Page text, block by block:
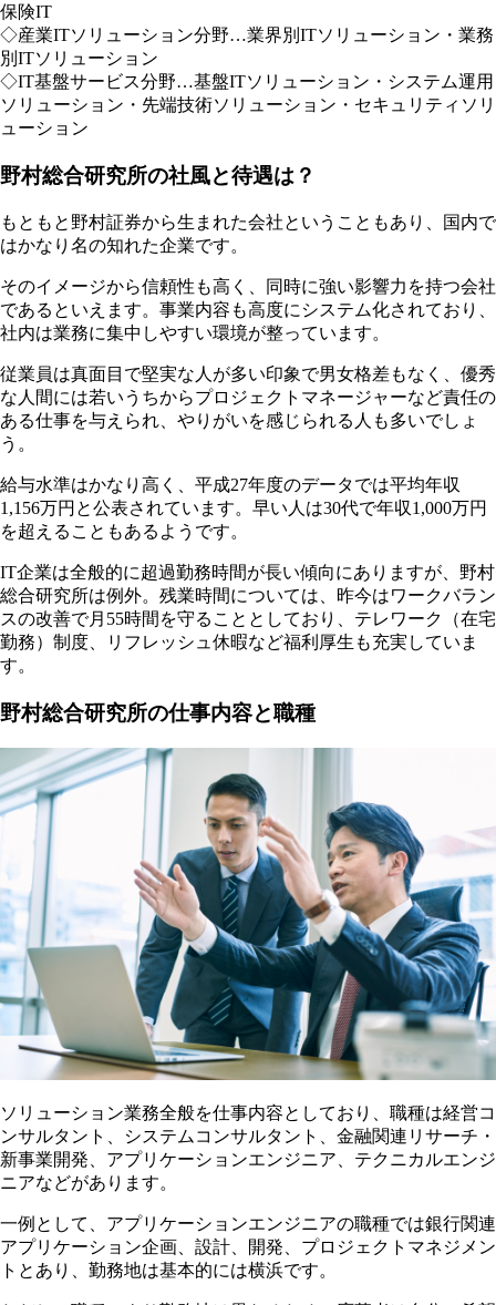
保険IT
◇産業ITソリューション分野…業界別ITソリューション・業務
別ITソリューション
◇IT基盤サービス分野…基盤ITソリューション・システム運用
ソリューション・先端技術ソリューション・セキュリティソリ
ューション
野村総合研究所の社風と待遇は？
もともと野村証券から生まれた会社ということもあり、国内で
はかなり名の知れた企業です。
そのイメージから信頼性も高く、同時に強い影響力を持つ会社
であるといえます。事業内容も高度にシステム化されており、
社内は業務に集中しやすい環境が整っています。
従業員は真面目で堅実な人が多い印象で男女格差もなく、優秀
な人間には若いうちからプロジェクトマネージャーなど責任の
ある仕事を与えられ、やりがいを感じられる人も多いでしょ
う。
給与水準はかなり高く、平成27年度のデータでは平均年収
1,156万円と公表されています。早い人は30代で年収1,000万円
を超えることもあるようです。
IT企業は全般的に超過勤務時間が長い傾向にありますが、野村
総合研究所は例外。残業時間については、昨今はワークバラン
スの改善で月55時間を守ることとしており、テレワーク（在宅
勤務）制度、リフレッシュ休暇など福利厚生も充実していま
す。
野村総合研究所の仕事内容と職種
ソリューション業務全般を仕事内容としており、職種は経営コ
ンサルタント、システムコンサルタント、金融関連リサーチ・
新事業開発、アプリケーションエンジニア、テクニカルエンジ
ニアなどがあります。
一例として、アプリケーションエンジニアの職種では銀行関連
アプリケーション企画、設計、開発、プロジェクトマネジメン
トとあり、勤務地は基本的には横浜です。